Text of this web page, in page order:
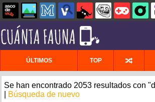
ÚLTIMOS TOP
Se han encontrado 2053 resultados con
Búsqueda de nuevo